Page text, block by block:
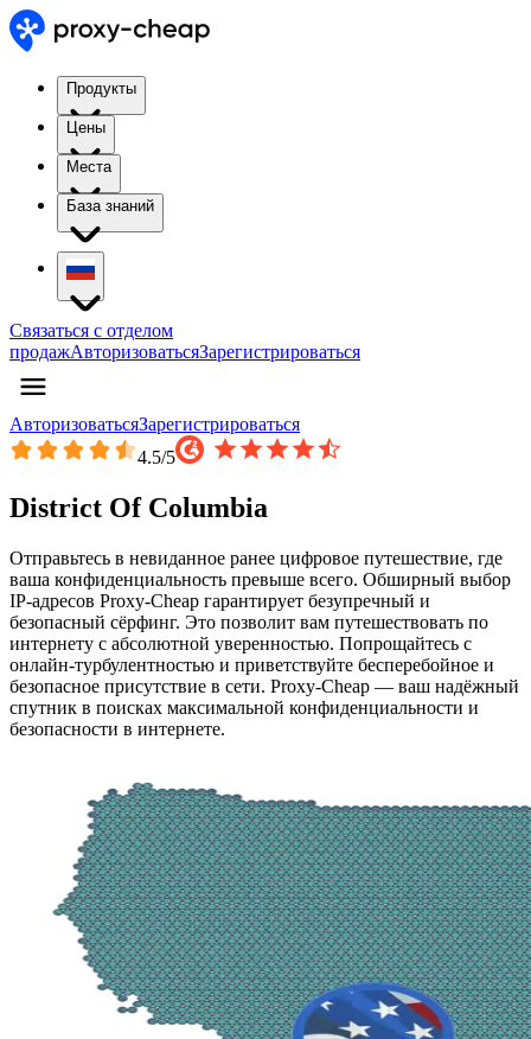
Продукты
Цены
Места
База знаний
Связаться с отделом
продажАвторизоватьсяЗарегистрироваться
АвторизоватьсяЗарегистрироваться
4.5/5
District Of Columbia
Отправьтесь в невиданное ранее цифровое путешествие, где
ваша конфиденциальность превыше всего. Обширный выбор
IP-адресов Proxy-Cheap гарантирует безупречный и
безопасный сёрфинг. Это позволит вам путешествовать по
интернету с абсолютной уверенностью. Попрощайтесь с
онлайн-турбулентностью и приветствуйте бесперебойное и
безопасное присутствие в сети. Proxy-Cheap — ваш надёжный
спутник в поисках максимальной конфиденциальности и
безопасности в интернете.